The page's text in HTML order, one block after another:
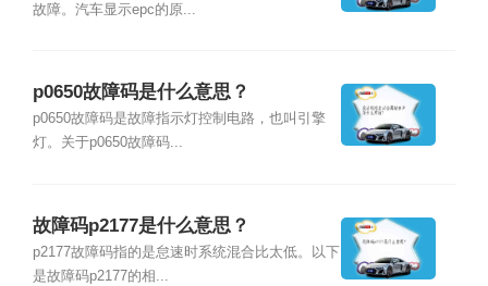
故障。汽车显示epc的原...
p0650故障码是什么意思？
p0650故障码是故障指示灯控制电路，也叫引擎
灯。关于p0650故障码...
故障码p2177是什么意思？
p2177故障码指的是怠速时系统混合比太低。以下
是故障码p2177的相...